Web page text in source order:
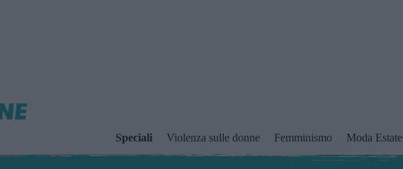
Speciali Violenza sulle donne Femminismo Moda Estate